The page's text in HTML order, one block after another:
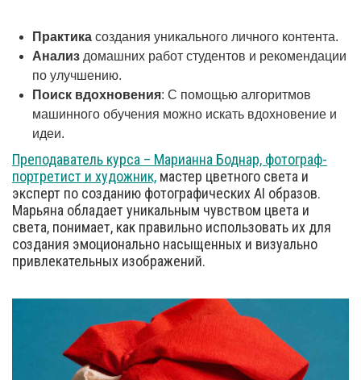
Практика создания уникального личного контента.
Анализ домашних работ студентов и рекомендации
по улучшению.
Поиск вдохновения: С помощью алгоритмов
машинного обучения можно искать вдохновение и
идеи.
Преподаватель курса – Марианна Боднар, фотограф-
портретист и художник, мастер цветного света и
эксперт по созданию фотографических AI образов.
Марьяна обладает уникальным чувством цвета и
света, понимает, как правильно использовать их для
создания эмоционально насыщенных и визуально
привлекательных изображений.